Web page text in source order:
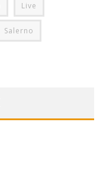
Live
Salerno